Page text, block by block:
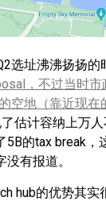
选址沸沸扬扬的
，不过当时市
空地（靠近现在
了估计容纳上万
5B的tax break，
有报道。
hub的优势其实